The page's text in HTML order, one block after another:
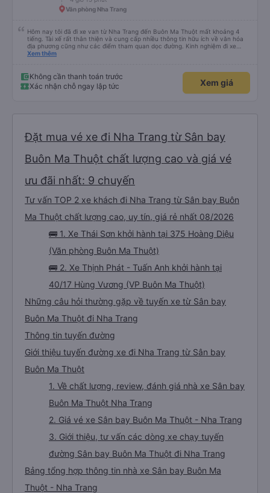
Văn phòng Nha Trang
Hôm nay tôi đã đi xe van từ Nha Trang đến Buôn Ma Thuột mất khoảng 4
tiếng. Tài xế rất thân thiện và cung cấp nhiều thông tin hữu ích về văn hóa
địa phương cũng như các điểm tham quan dọc đường. Kinh nghiệm đi xe
buýt ở nhiều vùng khác nhau trên khắp Việt Nam trước đây của chúng tôi
gặp. Chúng tôi rất khuyến khích sử dụng dịch vụ vận chuyển của Thai Son.
Xem thêm
Không cần thanh toán trước
Xác nhận chỗ ngay lập tức
Xem giá
Đặt mua vé xe đi Nha Trang từ Sân bay
Buôn Ma Thuột chất lượng cao và giá vé
ưu đãi nhất: 9 chuyến
Tư vấn TOP 2 xe khách đi Nha Trang từ Sân bay Buôn
Ma Thuột chất lượng cao, uy tín, giá rẻ nhất 08/2026
🚌 1. Xe Thái Sơn khởi hành tại 375 Hoàng Diệu
(Văn phòng Buôn Ma Thuột)
🚌 2. Xe Thịnh Phát - Tuấn Anh khởi hành tại
40/17 Hùng Vương (VP Buôn Ma Thuột)
Những câu hỏi thường gặp về tuyến xe từ Sân bay
Buôn Ma Thuột đi Nha Trang
Thông tin tuyến đường
Giới thiệu tuyến đường xe đi Nha Trang từ Sân bay
Buôn Ma Thuột
1. Về chất lượng, review, đánh giá nhà xe Sân bay
Buôn Ma Thuột Nha Trang
2. Giá vé xe Sân bay Buôn Ma Thuột - Nha Trang
3. Giới thiệu, tư vấn các dòng xe chạy tuyến
đường Sân bay Buôn Ma Thuột đi Nha Trang
Bảng tổng hợp thông tin nhà xe Sân bay Buôn Ma
Thuột - Nha Trang